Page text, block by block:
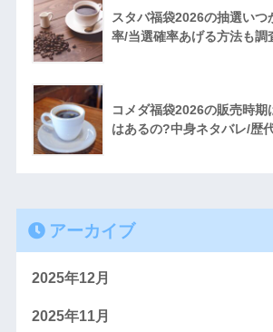
スタバ福袋2026の抽選い
率/当選確率あげる方法も調
コメダ福袋2026の販売時期
はあるの?中身ネタバレ/歴
アーカイブ
2025年12月
2025年11月